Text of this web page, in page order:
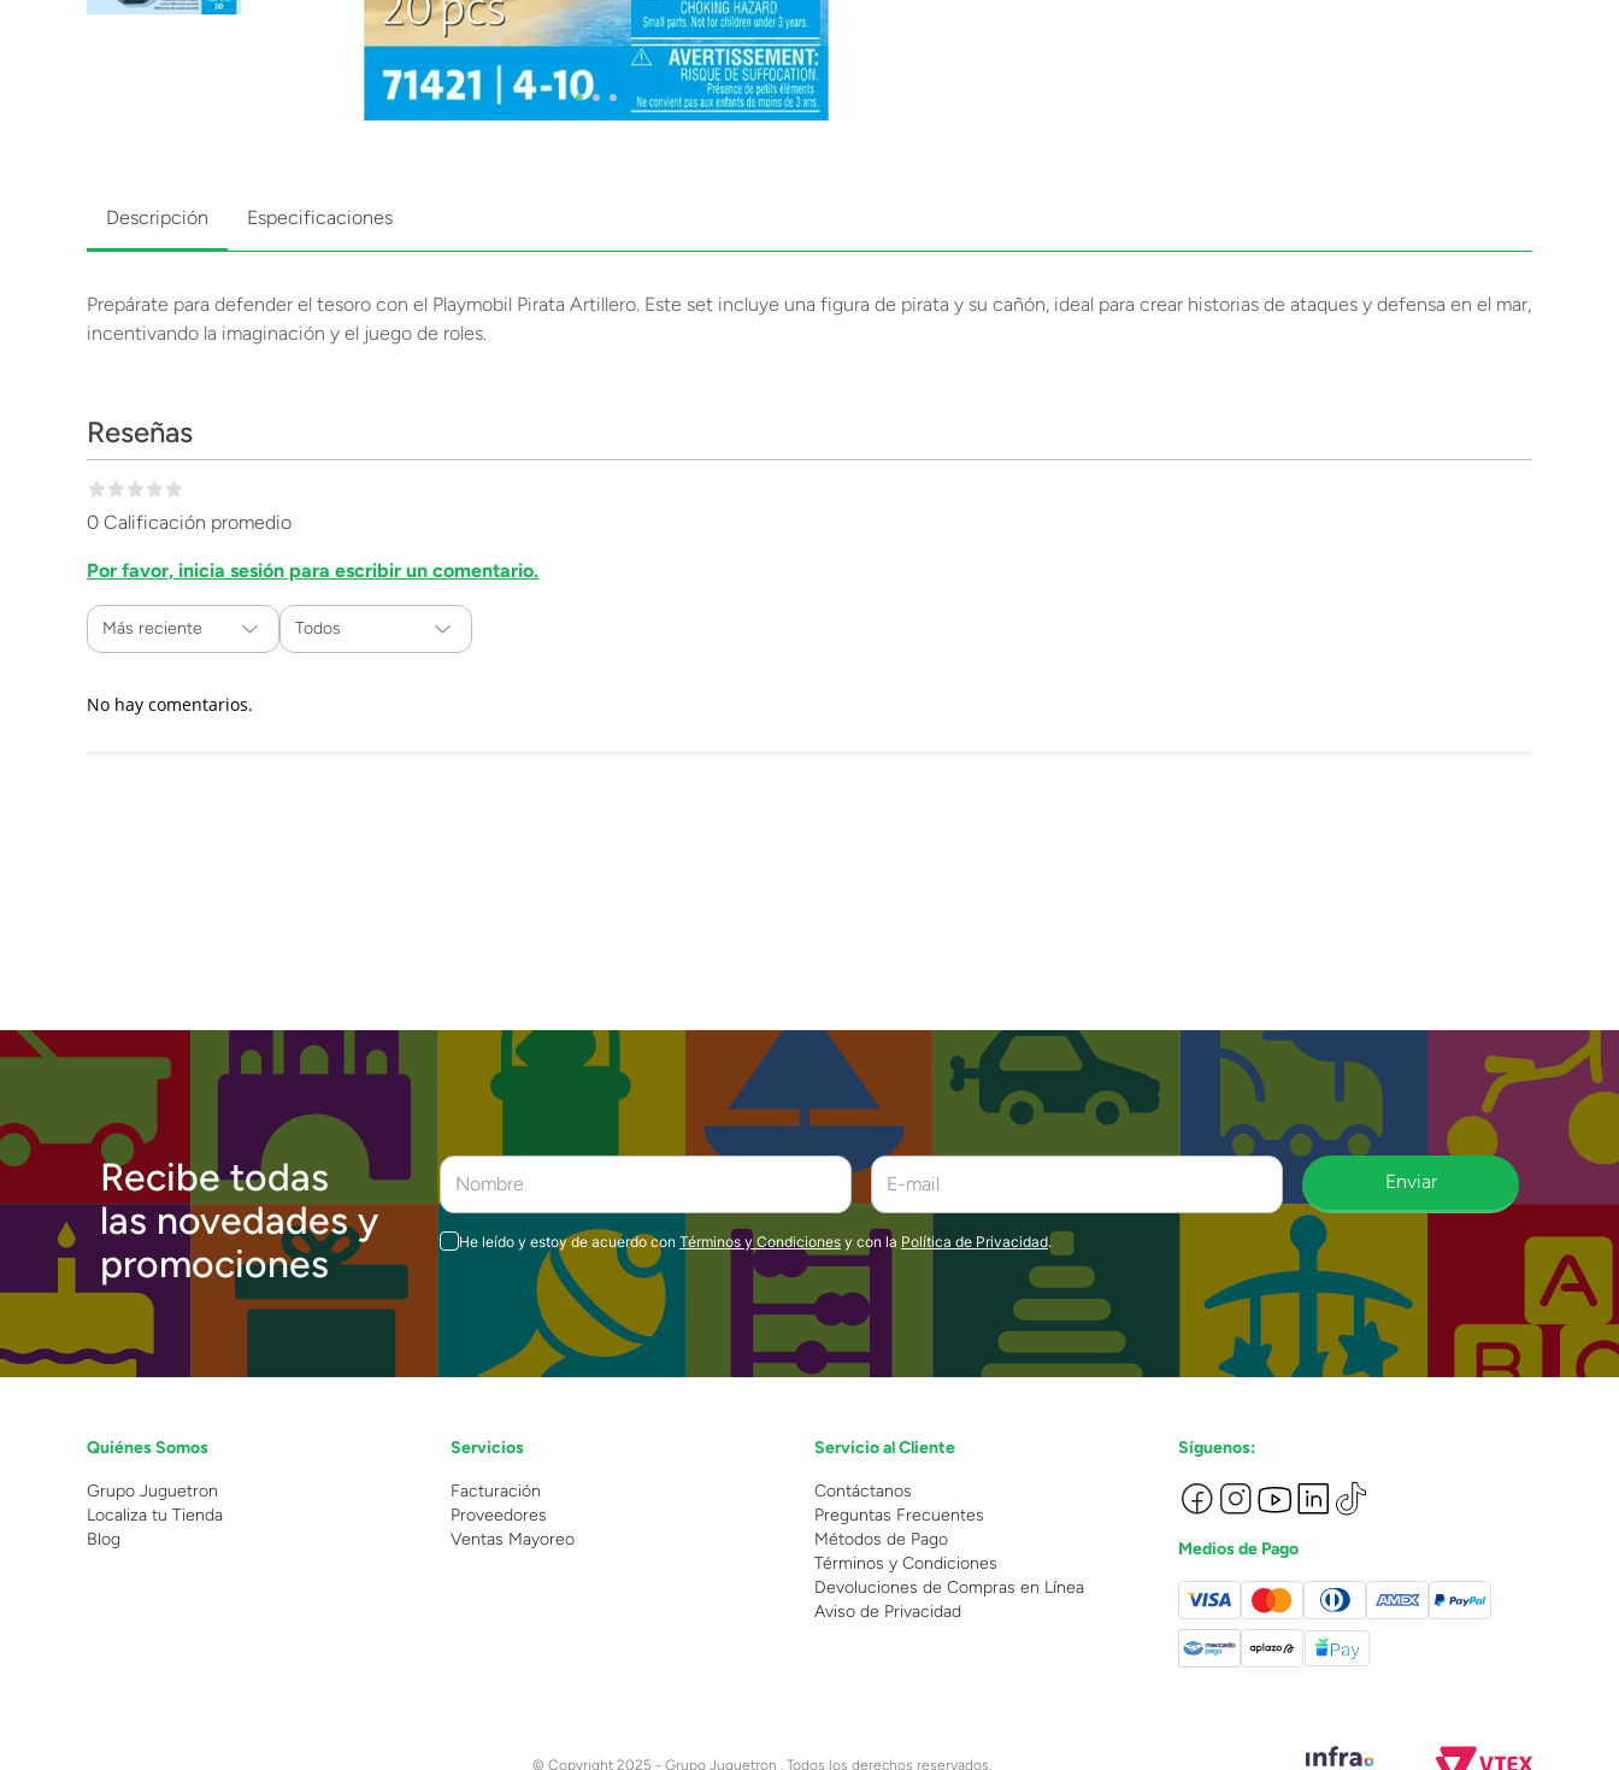
Descripción Especificaciones
Prepárate para defender el tesoro con el Playmobil Pirata Artillero. Este set incluye una figura de pirata y su cañón, ideal para crear historias de ataques y defensa en el mar,
incentivando la imaginación y el juego de roles.
Reseñas
0 Calificación promedio
Por favor, inicia sesión para escribir un comentario.
Más reciente Todos
No hay comentarios.
Recibe todas
las novedades y
promociones
Enviar
He leído y estoy de acuerdo con Términos y Condiciones y con la Política de Privacidad.
Quiénes Somos
Grupo Juguetron
Localiza tu Tienda
Blog
Servicios
Facturación
Proveedores
Ventas Mayoreo
Servicio al Cliente
Contáctanos
Preguntas Frecuentes
Métodos de Pago
Términos y Condiciones
Devoluciones de Compras en Línea
Aviso de Privacidad
Síguenos:
Medios de Pago
© Copyright 2025 - Grupo Juguetron . Todos los derechos reservados.